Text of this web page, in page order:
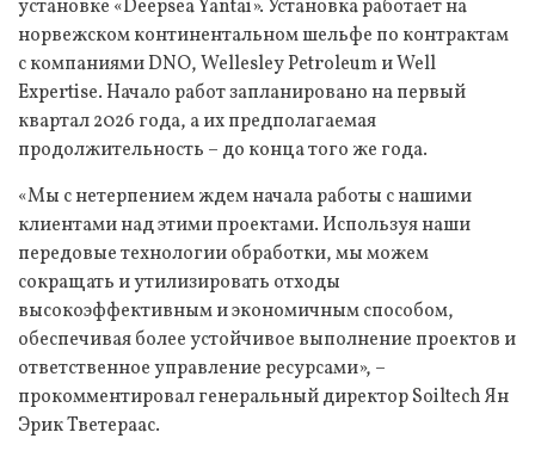
установке «Deepsea Yantai». Установка работает на
норвежском континентальном шельфе по контрактам
с компаниями DNO, Wellesley Petroleum и Well
Expertise. Начало работ запланировано на первый
квартал 2026 года, а их предполагаемая
продолжительность – до конца того же года.
«Мы с нетерпением ждем начала работы с нашими
клиентами над этими проектами. Используя наши
передовые технологии обработки, мы можем
сокращать и утилизировать отходы
высокоэффективным и экономичным способом,
обеспечивая более устойчивое выполнение проектов и
ответственное управление ресурсами», –
прокомментировал генеральный директор Soiltech Ян
Эрик Тветераас.